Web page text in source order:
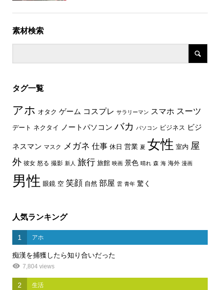
素材検索
タグ一覧
アホ オタク ゲーム コスプレ サラリーマン スマホ スーツ
デート ネクタイ ノートパソコン バカ パソコン ビジネス ビジ
ネスマン マスク メガネ 仕事 休日 営業 夏 女性 室内 屋
外 彼女 怒る 撮影 新人 旅行 旅館 映画 景色 晴れ 森 海 海外 漫画
男性 眼鏡 空 笑顔 自然 部屋 雲 青年 驚く
人気ランキング
1 アホ
痴漢を捕獲したら知り合いだった
7,804 views
2 生活